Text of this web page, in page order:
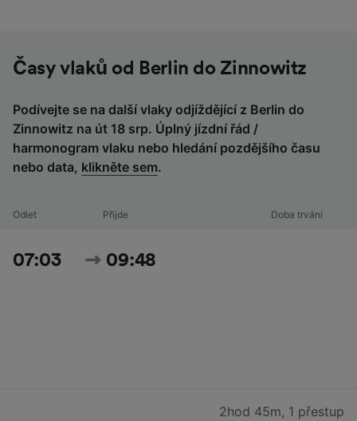
Časy vlaků od Berlin do Zinnowitz
Podívejte se na další vlaky odjíždějící z Berlin do
Zinnowitz na út 18 srp. Úplný jízdní řád /
harmonogram vlaku nebo hledání pozdějšího času
nebo data, klikněte sem.
Odlet Přijde Doba trvání
07:03 09:48
2hod 45m, 1 přestup